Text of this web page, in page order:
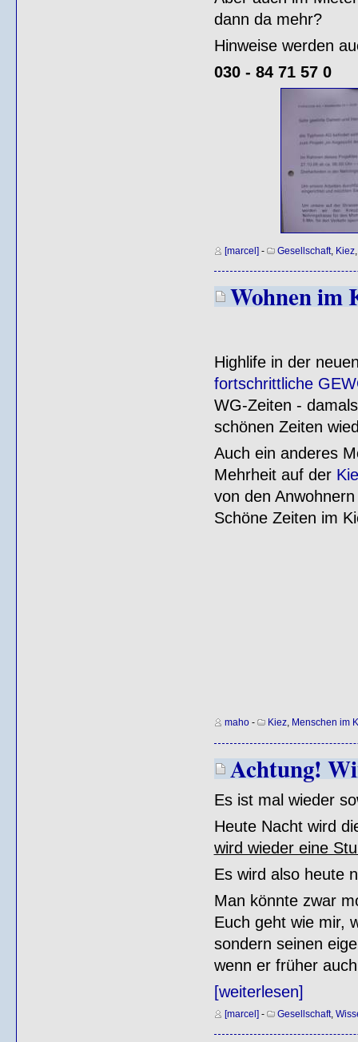
dann da mehr?
Hinweise werden
030 - 84 71 57 0
[marcel]- Gesellschaft, Kiez
Wohnen im
Highlife in der
fortschrittliche
WG-Zeiten -
schönen Zeiten
Auch ein anderes
Mehrheit auf der
von den
Schöne Zeiten im
maho- Kiez, Menschen im
Achtung!
Es ist mal wieder
Heute Nacht wird
wird wieder eine
Es wird also heute
Man könnte zwar
Euch geht wie mir,
sondern seinen
wenn er früher
[weiterlesen]
[marcel]- Gesellschaft,